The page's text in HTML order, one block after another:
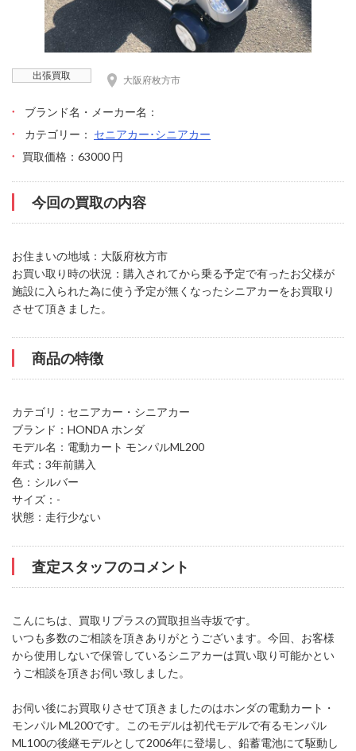
出張買取 大阪府枚方市
ブランド名・メーカー名：
カテゴリー： セニアカー･シニアカー
買取価格：63000 円
今回の買取の内容
お住まいの地域：大阪府枚方市
お買い取り時の状況：購入されてから乗る予定で有ったお父様が
施設に入られた為に使う予定が無くなったシニアカーをお買取り
させて頂きました。
商品の特徴
カテゴリ：セニアカー・シニアカー
ブランド：HONDA ホンダ
モデル名：電動カート モンパルML200
年式：3年前購入
色：シルバー
サイズ：-
状態：走行少ない
査定スタッフのコメント
こんにちは、買取リプラスの買取担当寺坂です。
いつも多数のご相談を頂きありがとうございます。今回、お客様
から使用しないで保管しているシニアカーは買い取り可能かとい
うご相談を頂きお伺い致しました。
お伺い後にお買取りさせて頂きましたのはホンダの電動カート・
モンパル ML200です。このモデルは初代モデルで有るモンパル
ML100の後継モデルとして2006年に登場し、鉛蓄電池にて駆動し